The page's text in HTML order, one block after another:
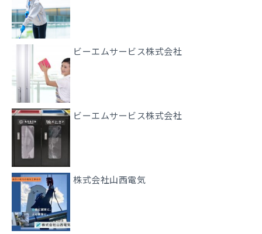
ビーエムサービス株式会社
ビーエムサービス株式会社
株式会社山西電気